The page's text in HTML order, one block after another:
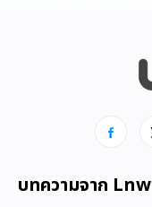
บทความจาก Lnw